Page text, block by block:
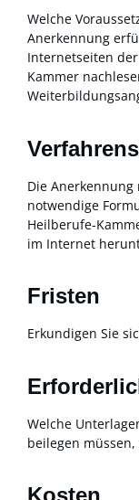
Welche
Anerkennung
Internetseiten
Kammer
Die
notwendige
Heilberufe-
im Internet
Fristen
Erkundigen Sie
Welche
beilegen